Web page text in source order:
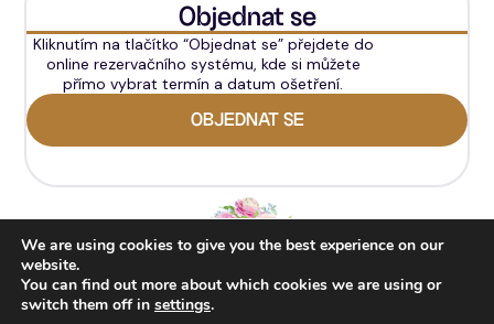
Objednat se
Kliknutím na tlačítko “Objednat se” přejdete do
online rezervačního systému, kde si můžete
přímo vybrat termín a datum ošetření.
OBJEDNAT SE
Souhlas se zpracováním osobních údajů
We are using cookies to give you the best experience on our
website.
You can find out more about which cookies we are using or
switch them off in settings.